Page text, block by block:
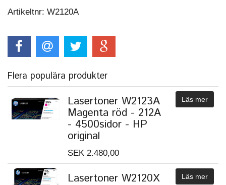
Artikeltnr: W2120A
Flera populära produkter
Lasertoner W2123A
Magenta röd - 212A
- 4500sidor - HP
original
SEK 2.480,00
Läs mer
Lasertoner W2120X Läs mer